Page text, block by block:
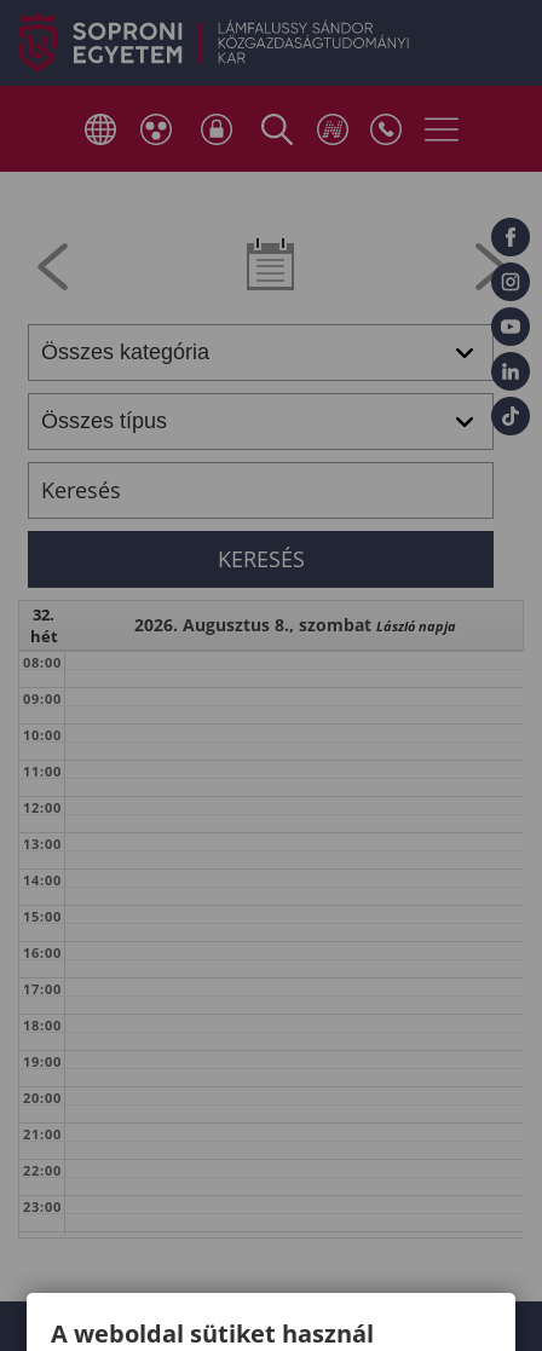
32.
hét
2026. Augusztus 8., szombat László napja
08:00
09:00
10:00
11:00
12:00
13:00
14:00
15:00
16:00
17:00
18:00
19:00
20:00
21:00
22:00
23:00
A weboldal sütiket használ